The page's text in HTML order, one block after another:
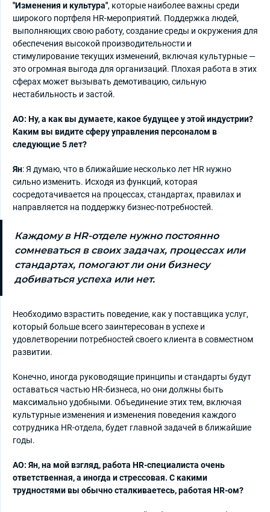
"Изменения и культура", которые наиболее важны среди
широкого портфеля HR-мероприятий. Поддержка людей,
выполняющих свою работу, создание среды и окружения для
обеспечения высокой производительности и
стимулирование текущих изменений, включая культурные —
это огромная выгода для организаций. Плохая работа в этих
сферах может вызывать демотивацию, сильную
нестабильность и застой.
АО: Ну, а как вы думаете, какое будущее у этой индустрии?
Каким вы видите сферу управления персоналом в
следующие 5 лет?
Ян: Я думаю, что в ближайшие несколько лет HR нужно
сильно изменить. Исходя из функций, которая
сосредотачивается на процессах, стандартах, правилах и
направляется на поддержку бизнес-потребностей.
Каждому в HR-отделе нужно постоянно
сомневаться в своих задачах, процессах или
стандартах, помогают ли они бизнесу
добиваться успеха или нет.
Необходимо взрастить поведение, как у поставщика услуг,
который больше всего заинтересован в успехе и
удовлетворении потребностей своего клиента в совместном
развитии.
Конечно, иногда руководящие принципы и стандарты будут
оставаться частью HR-бизнеса, но они должны быть
максимально удобными. Объединение этих тем, включая
культурные изменения и изменения поведения каждого
сотрудника HR-отдела, будет главной задачей в ближайшие
годы.
АО: Ян, на мой взгляд, работа HR-специалиста очень
ответственная, а иногда и стрессовая. С какими
трудностями вы обычно сталкиваетесь, работая HR-ом?